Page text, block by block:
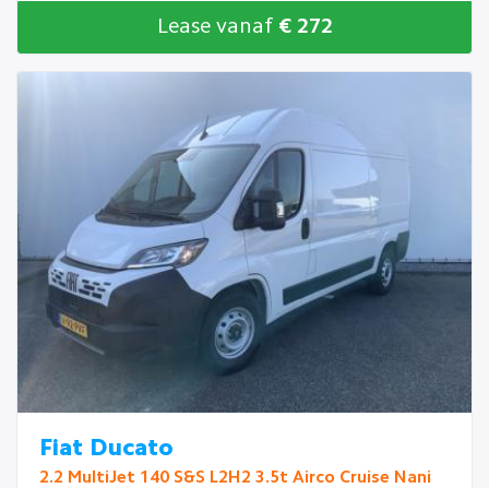
Lease vanaf € 272
Fiat Ducato
2.2 MultiJet 140 S&S L2H2 3.5t Airco Cruise Nani